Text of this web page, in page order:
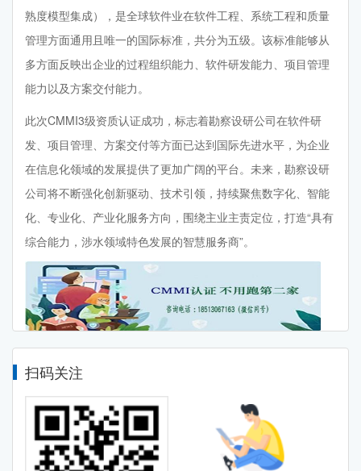
熟度模型集成），是全球软件业在软件工程、系统工程和质量
管理方面通用且唯一的国际标准，共分为五级。该标准能够从
多方面反映出企业的过程组织能力、软件研发能力、项目管理
能力以及方案交付能力。
此次CMMI3级资质认证成功，标志着勘察设研公司在软件研
发、项目管理、方案交付等方面已达到国际先进水平，为企业
在信息化领域的发展提供了更加广阔的平台。未来，勘察设研
公司将不断强化创新驱动、技术引领，持续聚焦数字化、智能
化、专业化、产业化服务方向，围绕主业主责定位，打造“具有
综合能力，涉水领域特色发展的智慧服务商”。
扫码关注